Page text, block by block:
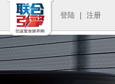
登陆 注册